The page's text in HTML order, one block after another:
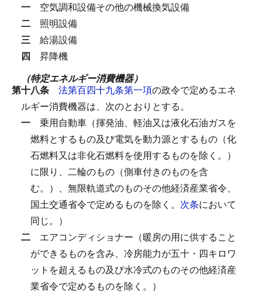
一 空気調和設備その他の機械換気設備
二 照明設備
三 給湯設備
四 昇降機
（特定エネルギー消費機器）
第十八条 法第百四十九条第一項の政令で定めるエネ
ルギー消費機器は、次のとおりとする。
一 乗用自動車（揮発油、軽油又は液化石油ガスを
燃料とするもの及び電気を動力源とするもの（化
石燃料又は非化石燃料を使用するものを除く。）
に限り、二輪のもの（側車付きのものを含
む。）、無限軌道式のものその他経済産業省令、
国土交通省令で定めるものを除く。 次条において
同じ。）
二 エアコンディショナー（暖房の用に供すること
ができるものを含み、冷房能力が五十・四キロワ
ットを超えるもの及び水冷式のものその他経済産
業省令で定めるものを除く。）